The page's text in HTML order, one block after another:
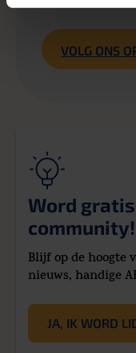
VOLG ONS
Word
community!
Blijf op de hoogte
nieuws, handige
JA, IK WORD